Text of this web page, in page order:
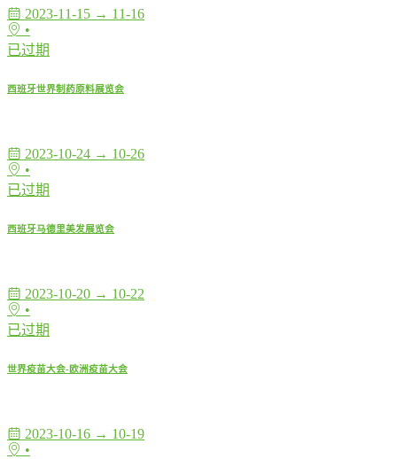
2023-11-15 → 11-16
•
已过期
西班牙世界制药原料展览会
2023-10-24 → 10-26
•
已过期
西班牙马德里美发展览会
2023-10-20 → 10-22
•
已过期
世界疫苗大会-欧洲疫苗大会
2023-10-16 → 10-19
•